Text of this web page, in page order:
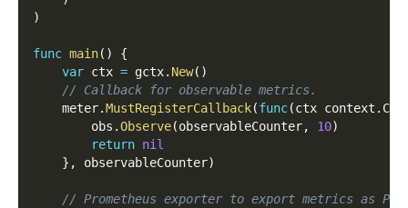
)
func main( )
{
var ctx = gctx. New( )
// Callback for observable metrics.
    meter
.MustRegisterCallback(func(ctx context .
        obs
.Observe(observableCounter, 10)
return nil
} , observableCounter)
// Prometheus exporter to export metrics as